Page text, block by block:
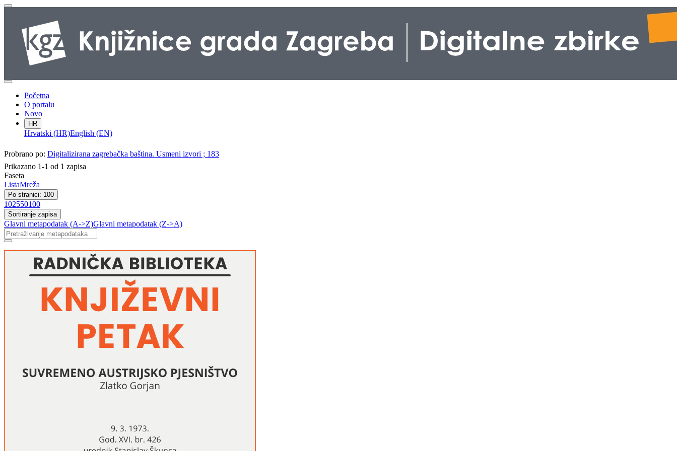
Početna
O portalu
Novo
HR
Hrvatski (HR)English (EN)
Probrano po: Digitalizirana zagrebačka baština. Usmeni izvori ; 183
Prikazano 1-1 od 1 zapisa
Faseta
ListaMreža
Po stranici: 100
102550100
Sortiranje zapisa
Glavni metapodatak (A->Z)Glavni metapodatak (Z->A)